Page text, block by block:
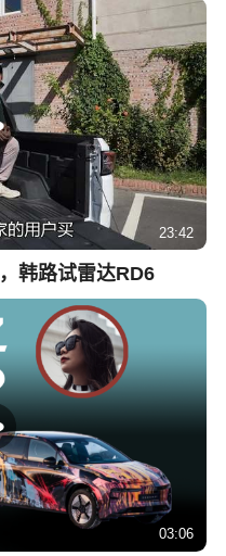
23:42
韩路试雷达RD6
03:06